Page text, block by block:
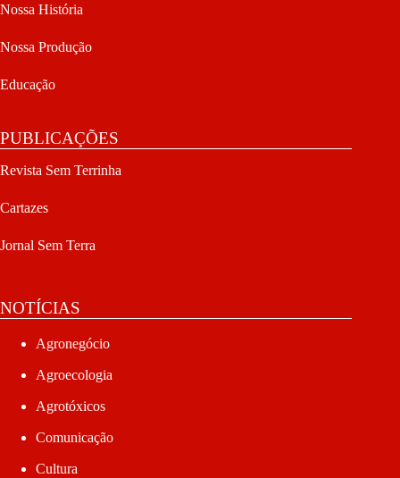
Nossa História
Nossa Produção
Educação
PUBLICAÇÕES
Revista Sem Terrinha
Cartazes
Jornal Sem Terra
NOTÍCIAS
Agronegócio
Agroecologia
Agrotóxicos
Comunicação
Cultura